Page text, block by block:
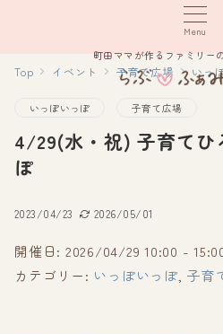
Menu
町田ママが作るファミリー
Top イベント 子育て広場 いっ
いっぽいっぽ 子育て広場
4/29(水・祝) 子育て
ぽ
2023/04/23 2026/05/01
開催日: 2026/04/29 10:00 -
カテゴリー: いっぽいっぽ 子育